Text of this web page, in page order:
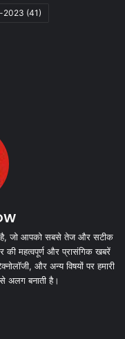
2023 (41)
जो आपको सबसे तेज और सटीक
की महत्वपूर्ण और प्रासंगिक खबरें
और अन्य विषयों पर हमारी
अलग बनाती है।